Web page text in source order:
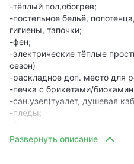
-тёплый пол,обогрев;
-постельное бельё,
гигиены, тапочки;
-фен;
-электрические тёплые
сезон)
-раскладное доп. место для
-печка с брикетами/
-сан.узел(туалет, душевая
-пледы;
-питьевая вода, шоколадки,